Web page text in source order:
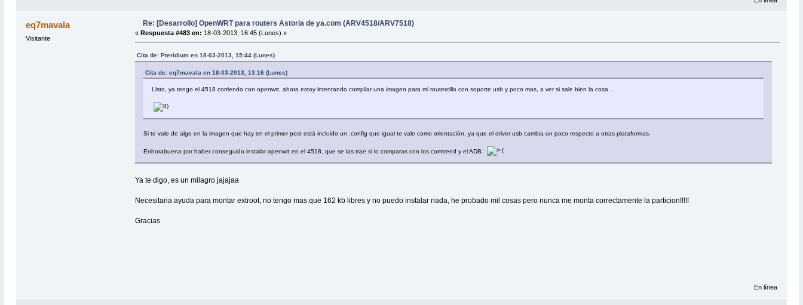
eq7mavala
Visitante
Re: [Desarrollo] OpenWRT para routers Astoria de ya.com (ARV4518/ARV7518)
« Respuesta #483 en: 18-03-2013, 16:45 (Lunes) »
Cita de: Pteridium en 18-03-2013, 15:44 (Lunes)
Cita de: eq7mavala en 18-03-2013, 13:16 (Lunes)
Listo, ya tengo el 4518 corriendo con openwrt, ahora estoy intentando compilar una imagen para mi routercillo con soporte usb y poco mas, a ver si sale bien la cosa...
Si te vale de algo en la imagen que hay en el primer post está incluido un .config que igual te vale como orientación, ya que el driver usb cambia un poco respecto a otras plataformas.
Enhorabuena por haber conseguido instalar openwrt en el 4518, que se las trae si lo comparas con los comtrend y el ADB.
Ya te digo, es un milagro jajajaa
Necesitaria ayuda para montar extroot, no tengo mas que 162 kb libres y no puedo instalar nada, he probado mil cosas pero nunca me monta correctamente la particion!!!!!
Gracias
En línea